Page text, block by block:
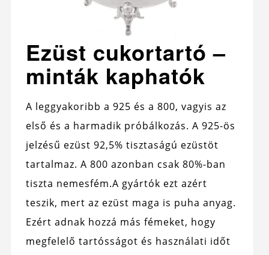
Ezüst cukortartó –
minták kaphatók
A leggyakoribb a 925 és a 800, vagyis az
első és a harmadik próbálkozás. A 925-ös
jelzésű ezüst 92,5% tisztaságú ezüstöt
tartalmaz. A 800 azonban csak 80%-ban
tiszta nemesfém.A gyártók ezt azért
teszik, mert az ezüst maga is puha anyag.
Ezért adnak hozzá más fémeket, hogy
megfelelő tartósságot és használati időt